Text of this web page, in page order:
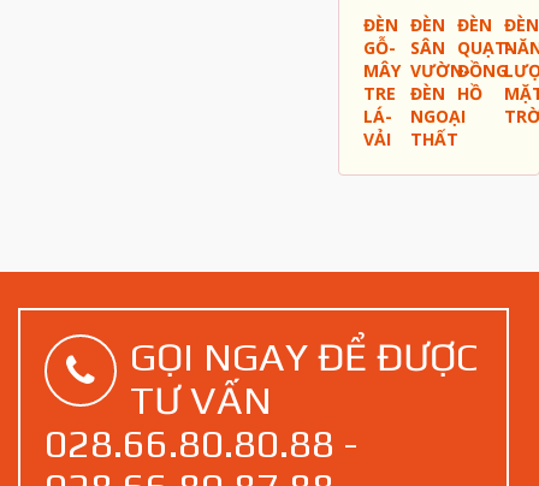
ĐÈN
GỖ-
MÂY
TRE
LÁ-
VẢI
ĐÈN
SÂN
VƯỜN-
ĐÈN
NGOẠI
THẤT
ĐÈN
QUẠT-
ĐỒNG
HỒ
ĐÈN
GỌI NGAY ĐỂ ĐƯỢC
TƯ VẤN
028.66.80.80.88 -